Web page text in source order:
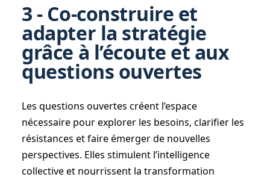
3 - Co-construire et
adapter la stratégie
grâce à l’écoute et aux
questions ouvertes
Les questions ouvertes créent l’espace
nécessaire pour explorer les besoins, clarifier les
résistances et faire émerger de nouvelles
perspectives. Elles stimulent l’intelligence
collective et nourrissent la transformation